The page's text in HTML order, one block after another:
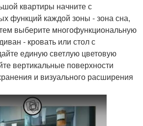
квартиры начните с
функций каждой зоны - зона сна,
выберите многофункциональную
- кровать или стол с
единую светлую цветовую
вертикальные поверхности
и визуального расширения